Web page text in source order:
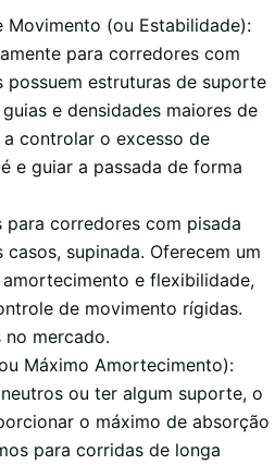
Movimento (ou Estabilidade):
para corredores com
possuem estruturas de suporte
e densidades maiores de
controlar o excesso de
e guiar a passada de forma
para corredores com pisada
casos, supinada. Oferecem um
e flexibilidade,
de movimento rígidas.
no mercado.
Máximo Amortecimento):
ou ter algum suporte, o
o máximo de absorção
para corridas de longa